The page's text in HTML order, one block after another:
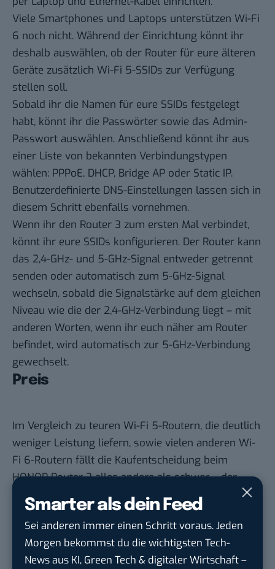
Smarter als dein Feed
Sei anderen immer einen Schritt voraus. Jeden
Morgen bekommst du die wichtigsten Tech-
News aus KI, Green Tech & digitaler Wirtschaft –
Viele Smartphones und Laptops unterstützen Wi-Fi
6 noch nicht. Während der Einrichtung könnt ihr
deshalb auswählen, ob der Router für eure älteren
Geräte zusätzlich Wi-Fi 5-SSIDs zur Verfügung
stellen soll.
Sobald ihr die Namen für eure SSIDs festgelegt
habt, könnt ihr die Passwörter sowie das Admin-
Passwort auswählen. Anschließend könnt ihr aus
einer Liste von bekannten Verbindungstypen
wählen: PPPoE, DHCP, Bridge AP oder Static IP.
Benutzerdefinierte DNS-Einstellungen lassen sich in
diesem Schritt ebenfalls vornehmen.
Wenn ihr den Router 3 zum ersten Mal verbindet,
könnt ihr eure SSIDs konfigurieren. Der Router kann
das 2,4-GHz- und 5-GHz-Signal entweder getrennt
senden oder automatisch zum 5-GHz-Signal
wechseln, sobald die Signalstärke auf dem gleichen
Niveau wie die der 2,4-GHz-Verbindung liegt – mit
anderen Worten, wenn ihr euch näher am Router
befindet, wird automatisch zur 5-GHz-Verbindung
gewechselt.
Preis
Im Vergleich zu teuren Wi-Fi 5-Routern, die deutlich
weniger Leistung liefern, sowie vielen anderen Wi-
Fi 6-Routern fällt die Kaufentscheidung beim
HONOR Router 3 alles andere als schwer – der
Preis liegt nämlich bei nur
79,90 Euro.
Du möchtest nicht abgehängt werden, wenn es um
KI, Green Tech und die Tech-Themen von Morgen
geht? Über 12.000 smarte Leser bekommen jeden